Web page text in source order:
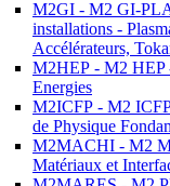
M2GI - M2 GI-
installations -
Accélérateurs,
M2HEP - M2 HEP
Energies
M2ICFP - M2
de Physique
M2MACHI - M2
Matériaux et